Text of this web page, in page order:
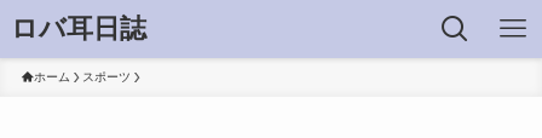
ロバ耳日誌
ホーム スポーツ